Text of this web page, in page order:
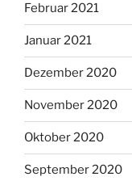
Februar 2021
Januar 2021
Dezember 2020
November 2020
Oktober 2020
September 2020